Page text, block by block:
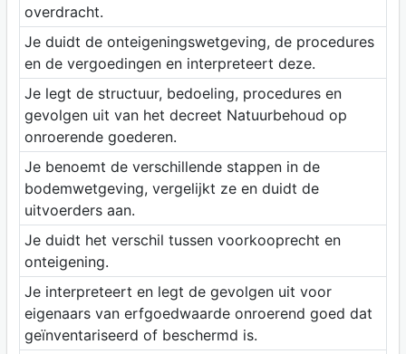
overdracht.
Je duidt de onteigeningswetgeving, de procedures
en de vergoedingen en interpreteert deze.
Je legt de structuur, bedoeling, procedures en
gevolgen uit van het decreet Natuurbehoud op
onroerende goederen.
Je benoemt de verschillende stappen in de
bodemwetgeving, vergelijkt ze en duidt de
uitvoerders aan.
Je duidt het verschil tussen voorkooprecht en
onteigening.
Je interpreteert en legt de gevolgen uit voor
eigenaars van erfgoedwaarde onroerend goed dat
geïnventariseerd of beschermd is.